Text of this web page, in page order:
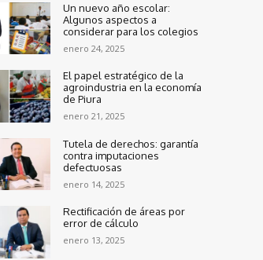
Un nuevo año escolar:
Algunos aspectos a
considerar para los colegios
enero 24, 2025
El papel estratégico de la
agroindustria en la economía
de Piura
enero 21, 2025
Tutela de derechos: garantía
contra imputaciones
defectuosas
enero 14, 2025
Rectificación de áreas por
error de cálculo
enero 13, 2025